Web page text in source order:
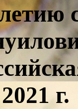
г.